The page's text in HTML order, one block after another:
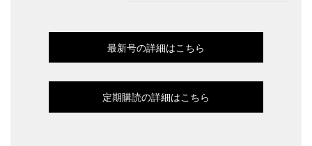
最新号の詳細はこちら
定期購読の詳細はこちら